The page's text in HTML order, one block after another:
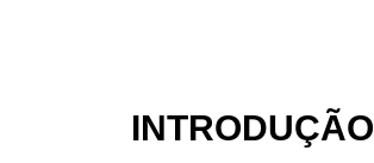
INTRODUÇÃO